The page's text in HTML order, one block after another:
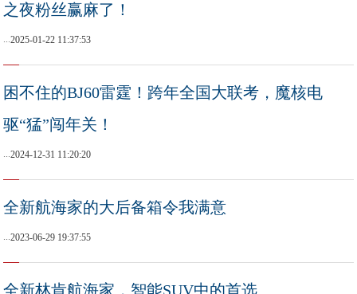
之夜粉丝赢麻了！
...2025-01-22 11:37:53
困不住的BJ60雷霆！跨年全国大联考，魔核电
驱“猛”闯年关！
...2024-12-31 11:20:20
全新航海家的大后备箱令我满意
...2023-06-29 19:37:55
全新林肯航海家，智能SUV中的首选